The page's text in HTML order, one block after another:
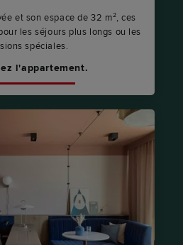
et son espace de 32 m², ces
les séjours plus longs ou les
spéciales.
l'appartement.